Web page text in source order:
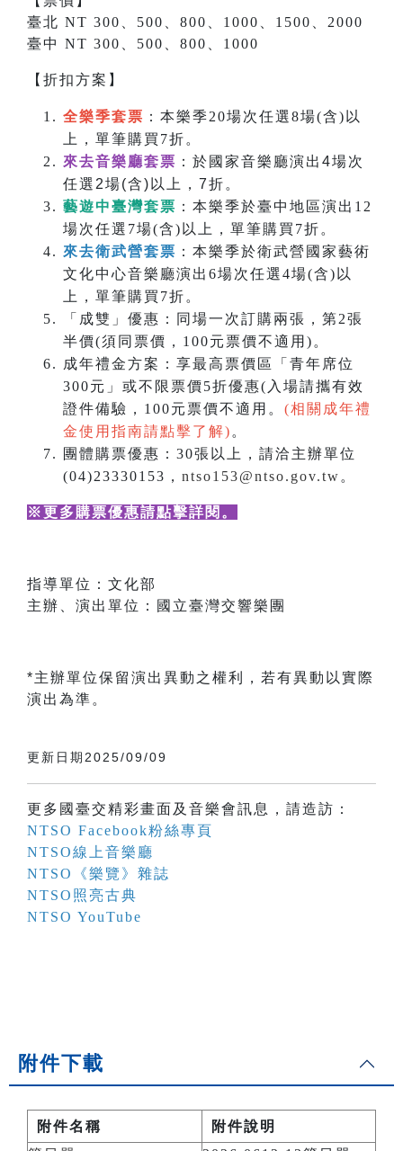
臺北 NT 300、500、800、1000、1500、2000
臺中 NT 300、500、800、1000
【折扣方案】
全樂季套票 ：本樂季20場次任選8場(含)以
上，單筆購買7折。
來去音樂廳套票 ：於國家音樂廳演出4場次
任選2場(含)以上，7折。
藝遊中臺灣套票 ：本樂季於臺中地區演出12
場次任選7場(含)以上，單筆購買7折。
來去衛武營套票 ：本樂季於衛武營國家藝術
文化中心音樂廳演出6場次任選4場(含)以
上，單筆購買7折。
「成雙」優惠：同場一次訂購兩張，第2張
半價(須同票價，100元票價不適用)。
成年禮金方案：享最高票價區「青年席位
300元」或不限票價5折優惠(入場請攜有效
證件備驗，100元票價不適用。 (相關成年禮
金使用指南請點擊了解) 。
團體購票優惠：30張以上，請洽主辦單位
(04)23330153， ntso153@ntso.gov.tw 。
※更多購票優惠請點擊詳閱 。
指導單位：文化部
主辦、演出單位：國立臺灣交響樂團
*主辦單位保留演出異動之權利，若有異動以實際
演出為準。
更新日期2025/09/09
更多國臺交精彩畫面及音樂會訊息，請造訪：
NTSO Facebook粉絲專頁
NTSO線上音樂廳
NTSO《樂覽》雜誌
NTSO照亮古典
NTSO YouTube
附件下載
附件名稱
附件說明